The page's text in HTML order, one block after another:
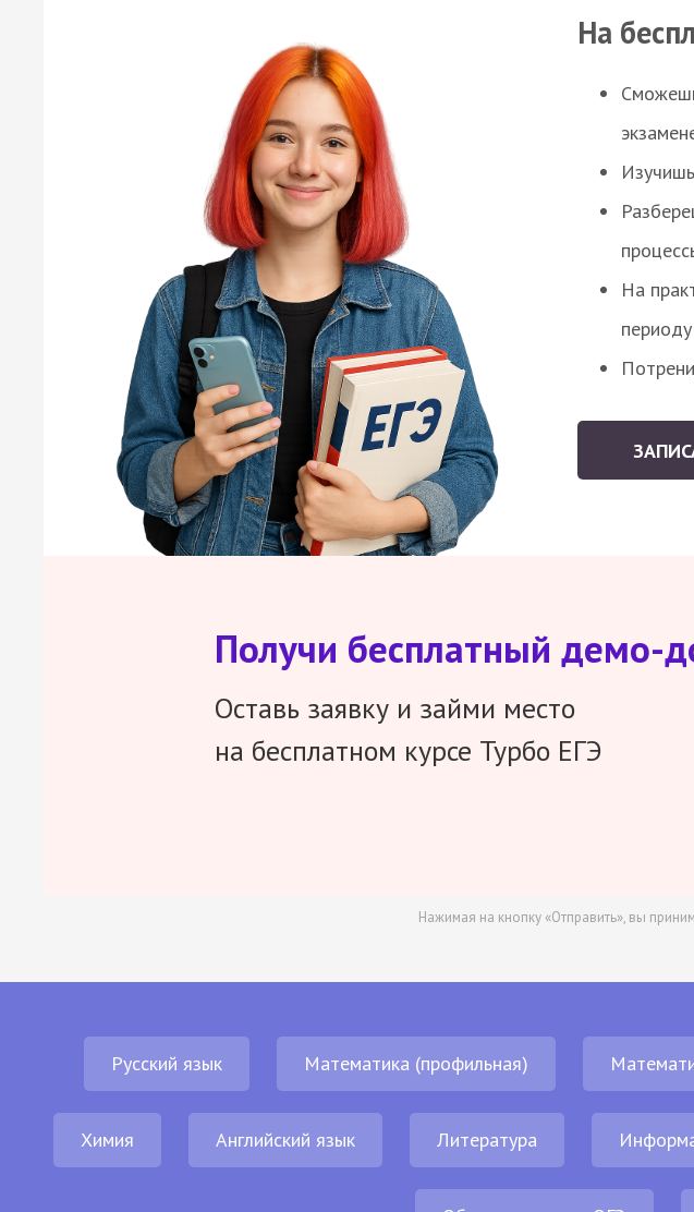
На
На
периоду
Получи бесплатный демо-
Оставь заявку и займи место
на бесплатном курсе Турбо ЕГЭ
Нажимая на кнопку «Отправить», вы
Русский язык Математика (профильная)
Химия Английский язык Литература